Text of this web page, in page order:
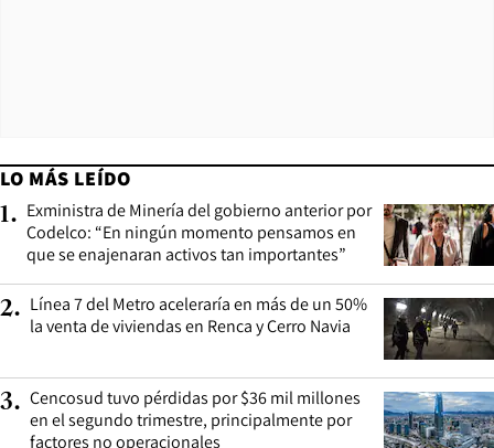
LO MÁS LEÍDO
1. Exministra de Minería del gobierno anterior por
Codelco: “En ningún momento pensamos en
que se enajenaran activos tan importantes”
2. Línea 7 del Metro aceleraría en más de un 50%
la venta de viviendas en Renca y Cerro Navia
3. Cencosud tuvo pérdidas por $36 mil millones
en el segundo trimestre, principalmente por
factores no operacionales